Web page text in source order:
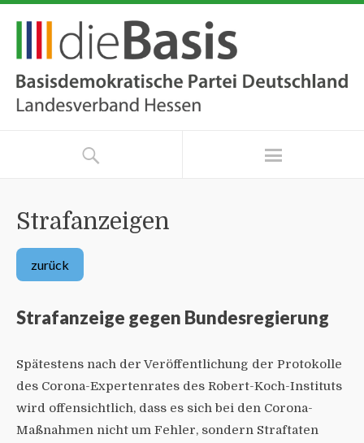
Strafanzeigen
zurück
Strafanzeige gegen Bundesregierung
Spätestens nach der Veröffentlichung der Protokolle
des Corona-Expertenrates des Robert-Koch-Instituts
wird offensichtlich, dass es sich bei den Corona-
Maßnahmen nicht um Fehler, sondern Straftaten